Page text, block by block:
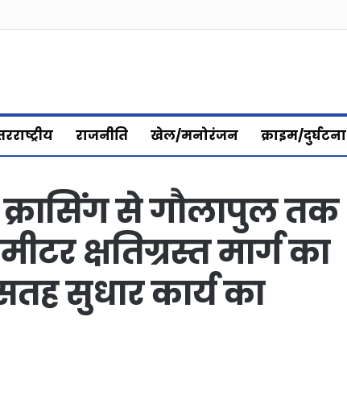
राजनीति खेल/मनोरंजन क्राइम/दुर्घटना
से गौलापुल तक
क्षतिग्रस्त मार्ग का
सुधार कार्य का